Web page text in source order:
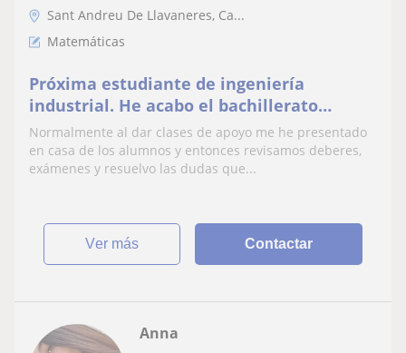
Sant Andreu De Llavaneres, Ca...
Matemáticas
Próxima estudiante de ingeniería
industrial. He acabo el bachillerato
tecnológico con matrícula de honor y una
media de 9,73.
Normalmente al dar clases de apoyo me he presentado
en casa de los alumnos y entonces revisamos deberes,
exámenes y resuelvo las dudas que...
ver más Contactar
Anna